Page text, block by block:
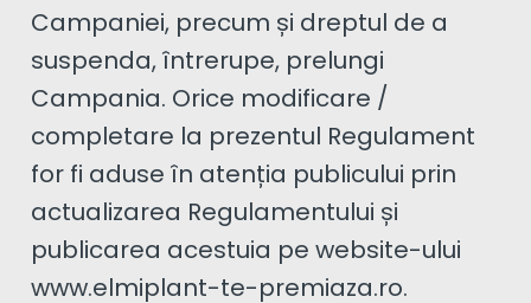
Campaniei, precum și dreptul de a
suspenda, întrerupe, prelungi
Campania. Orice modificare /
completare la prezentul Regulament
for fi aduse în atenția publicului prin
actualizarea Regulamentului și
publicarea acestuia pe website-ului
www.elmiplant-te-premiaza.ro.